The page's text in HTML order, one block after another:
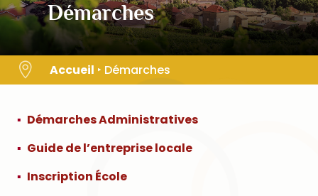
Démarches
 Accueil ‣ Démarches
Démarches Administratives
Guide de l’entreprise locale
Inscription École